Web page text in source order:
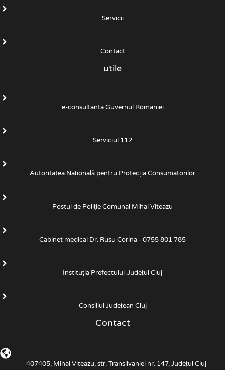
Servicii
Contact
utile
e-consultanta Guvernul Romaniei
Serviciul 112
Autoritatea Națională pentru Protecția Consumatorilor
Postul de Poliţie Comunal Mihai Viteazu
Cabinet medical Dr. Rusu Corina - 0755 801 785
Instituția Prefectului-Județul Cluj
Consiliul Județean Cluj
Contact
407405, Mihai Viteazu, str. Transilvaniei nr. 147, Județul Cluj